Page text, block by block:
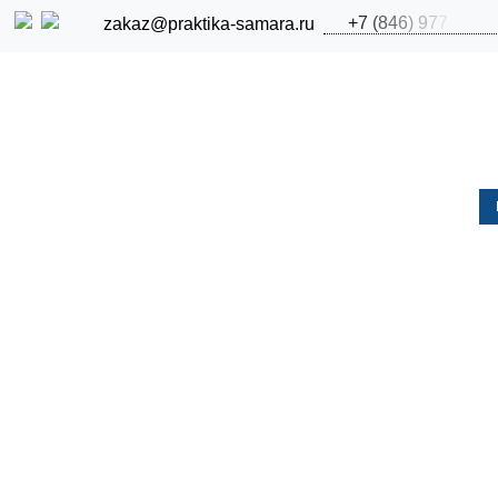
zakaz@praktika-samara.ru +7 (846) 977